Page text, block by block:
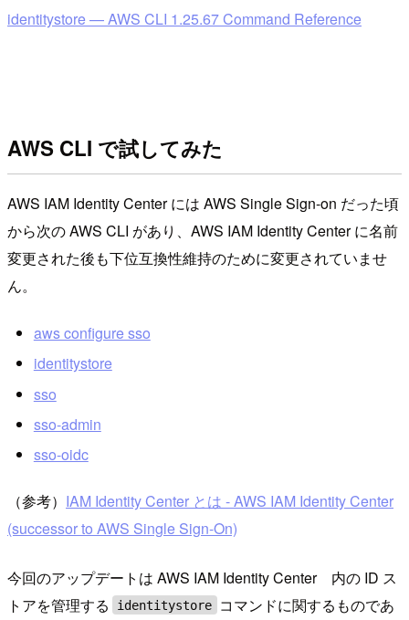
identitystore — AWS CLI 1.25.67 Command Reference
AWS CLI で試してみた
AWS IAM Identity Center には AWS Single Sign-on だった頃
から次の AWS CLI があり、AWS IAM Identity Center に名前
変更された後も下位互換性維持のために変更されていませ
ん。
aws configure sso
identitystore
sso
sso-admin
sso-oidc
（参考） IAM Identity Center とは - AWS IAM Identity Center
(successor to AWS Single Sign-On)
今回のアップデートは AWS IAM Identity Center 内の ID ス
トアを管理する
identitystore
コマンドに関するものであ